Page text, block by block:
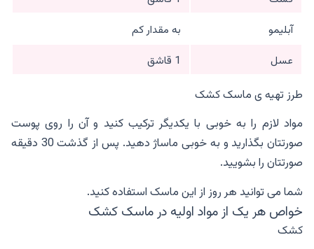
آبلیمو
به مقدار کم
عسل
1 قاشق
طرز تهیه ی ماسک کشک
مواد لازم را به خوبی با یکدیگر ترکیب کنید و آن را روی پوست
صورتتان بگذارید و به خوبی ماساژ دهید. پس از گذشت 30 دقیقه
صورتتان را بشویید.
شما می توانید هر روز از این ماسک استفاده کنید.
خواص هر یک از مواد اولیه در ماسک کشک
کشک